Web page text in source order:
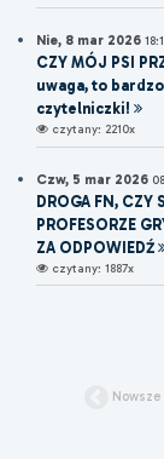
Nie, 8 mar 2026
CZY MÓJ PSI
uwaga, to
czytelniczki!
czytany: 2210x
Czw, 5 mar 2026
DROGA FN, CZY
PROFESORZE
ZA ODPOWIEDŹ
czytany: 1887x
Nowsze